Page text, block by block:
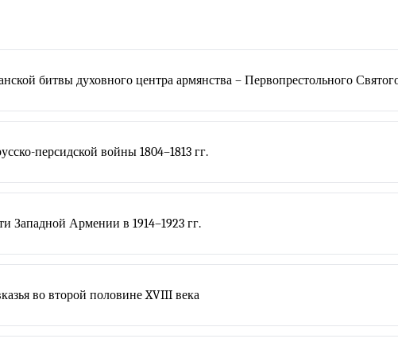
битвы духовного центра армянства – Первопрестольного
персидской войны 1804–1813 гг.
Западной Армении в 1914–1923 гг.
во второй половине XVIII века